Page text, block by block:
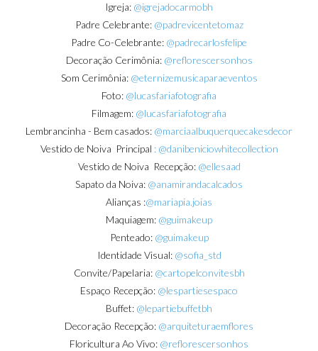
Igreja: @igrejadocarmobh
Padre Celebrante: @padrevicentetomaz
Padre Co-Celebrante: @padrecarlosfelipe
Decoração Cerimônia: @reflorescersonhos
Som Cerimônia: @eternizemusicaparaeventos
Foto: @lucasfariafotografia
Filmagem: @lucasfariafotografia
Lembrancinha - Bem casados: @marciaalbuquerquecakesdecor
Vestido de Noiva Principal : @danibeniciowhitecollection
Vestido de Noiva Recepção: @ellesaad
Sapato da Noiva: @anamirandacalcados
Alianças :@mariapia.joias
Maquiagem: @guimakeup
Penteado: @guimakeup
Identidade Visual: @sofia_std
Convite/Papelaria: @cartopelconvitesbh
Espaço Recepção: @lespartiesespaco
Buffet: @lepartiebuffetbh
Decoração Recepção: @arquiteturaemflores
Floricultura Ao Vivo: @reflorescersonhos